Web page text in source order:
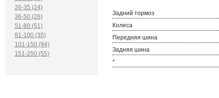
26-35 (24)
36-50 (26)
51-80 (51)
81-100 (35)
101-150 (94)
151-250 (55)
Задний тормоз
Колеса
Передняя шина
Задняя шина
*